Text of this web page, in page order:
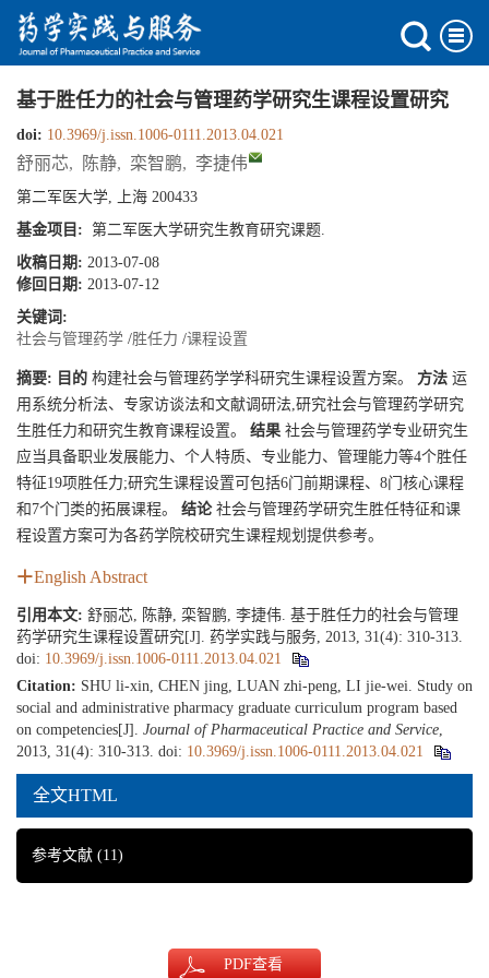
基于胜任力的社会与管理药学研究生课程设置研究
doi: 10.3969/j.issn.1006-0111.2013.04.021
舒丽芯, 陈静, 栾智鹏, 李捷伟
第二军医大学, 上海 200433
基金项目: 第二军医大学研究生教育研究课题.
收稿日期: 2013-07-08
修回日期: 2013-07-12
关键词:
社会与管理药学 /胜任力 /课程设置
摘要: 目的 构建社会与管理药学学科研究生课程设置方案。 方法 运
用系统分析法、专家访谈法和文献调研法,研究社会与管理药学研究
生胜任力和研究生教育课程设置。 结果 社会与管理药学专业研究生
应当具备职业发展能力、个人特质、专业能力、管理能力等4个胜任
特征19项胜任力;研究生课程设置可包括6门前期课程、8门核心课程
和7个门类的拓展课程。 结论社会与管理药学研究生胜任特征和课
程设置方案可为各药学院校研究生课程规划提供参考。
English Abstract
引用本文: 舒丽芯, 陈静, 栾智鹏, 李捷伟. 基于胜任力的社会与管理
药学研究生课程设置研究[J]. 药学实践与服务, 2013, 31(4): 310-313.
doi: 10.3969/j.issn.1006-0111.2013.04.021
Citation: SHU li-xin, CHEN jing, LUAN zhi-peng, LI jie-wei. Study on
social and administrative pharmacy graduate curriculum program based
on competencies[J]. Journal of Pharmaceutical Practice and Service
2013, 31(4): 310-313. doi: 10.3969/j.issn.1006-0111.2013.04.021
全文HTML
参考文献 (11)
PDF查看